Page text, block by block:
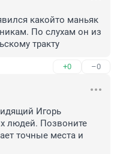
какойто маньяк
По слухам он из
тракту
+0 –0
Игорь
людей. Позвоните
точные места и